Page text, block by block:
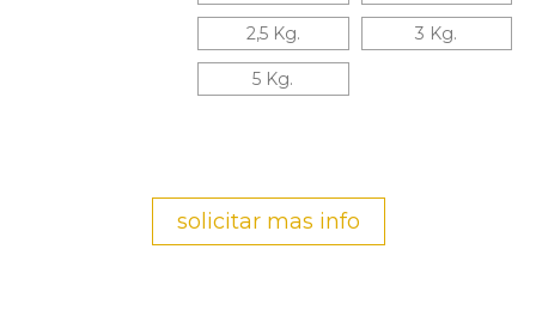
2,5 Kg. 3 Kg.
5 Kg.
solicitar mas info